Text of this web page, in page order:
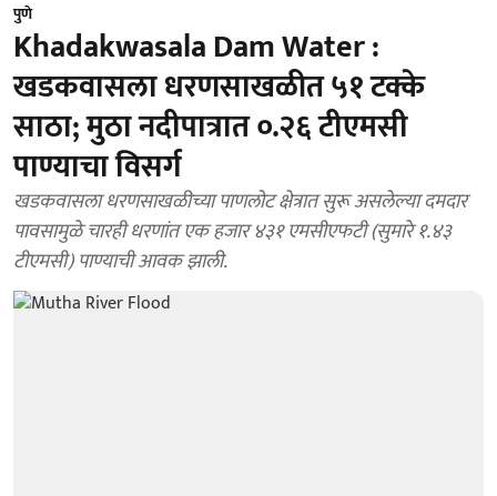
पुणे
Khadakwasala Dam Water :
खडकवासला धरणसाखळीत ५१ टक्के
साठा; मुठा नदीपात्रात ०.२६ टीएमसी
पाण्याचा विसर्ग
खडकवासला धरणसाखळीच्या पाणलोट क्षेत्रात सुरू असलेल्या दमदार
पावसामुळे चारही धरणांत एक हजार ४३१ एमसीएफटी (सुमारे १.४३
टीएमसी) पाण्याची आवक झाली.